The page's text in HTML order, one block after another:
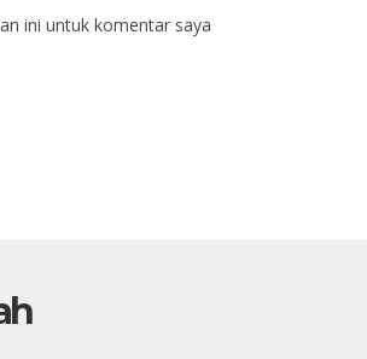
ini untuk komentar saya